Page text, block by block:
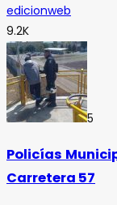
edicionweb
9.2K
5
Policías
Carretera 57